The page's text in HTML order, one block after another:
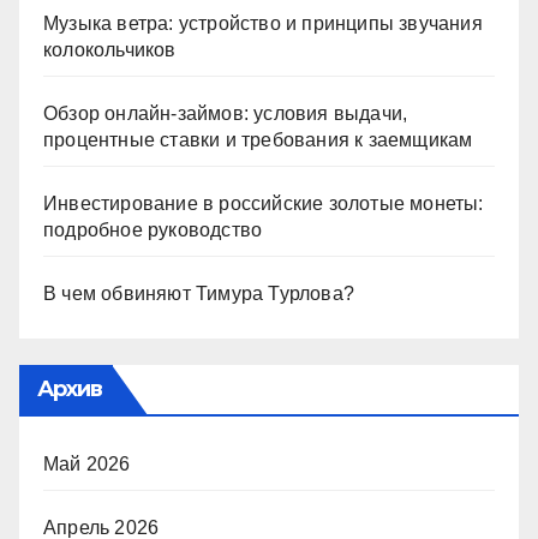
Музыка ветра: устройство и принципы звучания
колокольчиков
Обзор онлайн-займов: условия выдачи,
процентные ставки и требования к заемщикам
Инвестирование в российские золотые монеты:
подробное руководство
В чем обвиняют Тимура Турлова?
Архив
Май 2026
Апрель 2026